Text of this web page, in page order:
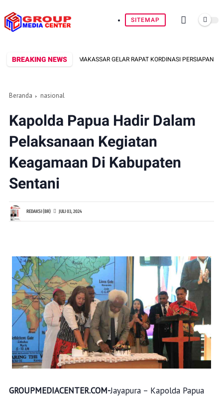
SITEMAP
BREAKING NEWS
SE-KECAMATAN MAKASSAR GELAR RAPAT KORDINASI PERSIAPAN HUT KE-81
Beranda nasional
Kapolda Papua Hadir Dalam
Pelaksanaan Kegiatan
Keagamaan Di Kabupaten
Sentani
REDAKSI (BR) JULI 03, 2024
GROUPMEDIACENTER.COM-Jayapura – Kapolda Papua